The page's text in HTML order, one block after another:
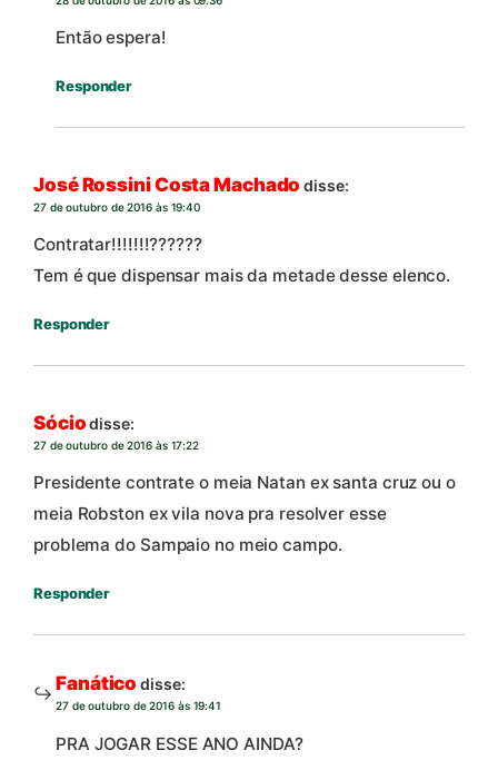
Então espera!
Responder
José Rossini Costa Machado disse:
27 de outubro de 2016 às 19:40
Contratar!!!!!!!??????
Tem é que dispensar mais da metade desse elenco.
Responder
Sócio disse:
27 de outubro de 2016 às 17:22
Presidente contrate o meia Natan ex santa cruz ou o
meia Robston ex vila nova pra resolver esse
problema do Sampaio no meio campo.
Responder
Fanático disse:
27 de outubro de 2016 às 19:41
PRA JOGAR ESSE ANO AINDA?